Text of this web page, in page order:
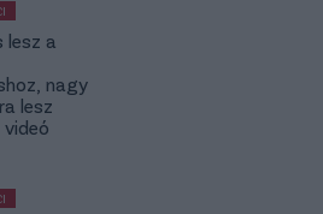
lesz a
nagy
lesz
videó